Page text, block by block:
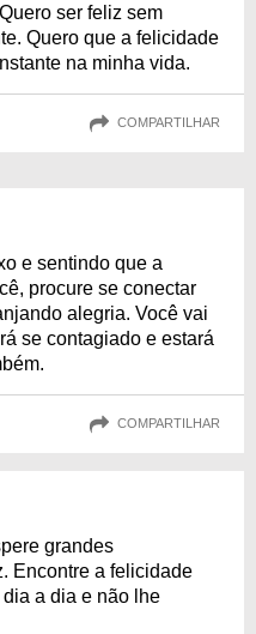
ser feliz sem
Quero que a felicidade
na minha vida.
COMPARTILHAR
e sentindo que a
procure se conectar
alegria. Você vai
se contagiado e estará
COMPARTILHAR
grandes
Encontre a felicidade
a dia e não lhe